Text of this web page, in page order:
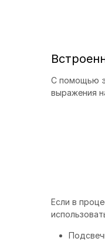
С помощью
выражения
Если в